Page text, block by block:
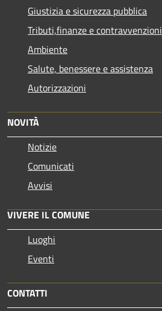
Giustizia e sicurezza pubblica
Tributi,finanze e contravvenzioni
Ambiente
Salute, benessere e assistenza
Autorizzazioni
NOVITÀ
Notizie
Comunicati
Avvisi
VIVERE IL COMUNE
Luoghi
Eventi
CONTATTI